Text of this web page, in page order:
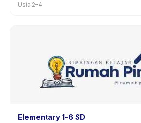
Usia 2–4
Elementary 1-6 SD